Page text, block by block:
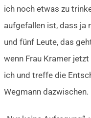
ich noch etwas zu
aufgefallen ist, dass ja
und fünf Leute, das
wenn Frau Kramer
ich und treffe die
Wegmann dazwischen.